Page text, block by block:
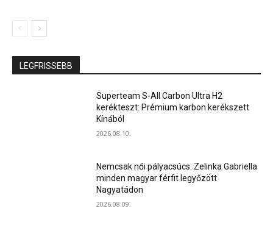
LEGFRISSEBB
Superteam S-All Carbon Ultra H2
kerékteszt: Prémium karbon kerékszett
Kínából
2026.08.10.
Nemcsak női pályacsúcs: Zelinka Gabriella
minden magyar férfit legyőzött
Nagyatádon
2026.08.09.